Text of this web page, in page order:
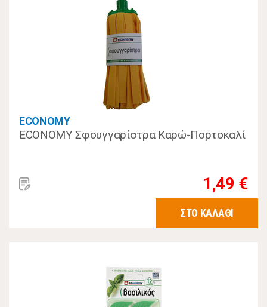
ECONOMY
ECONOMY Σφουγγαρίστρα Καρώ-Πορτοκαλί
1,49 €
ΣΤΟ ΚΑΛΑΘΙ